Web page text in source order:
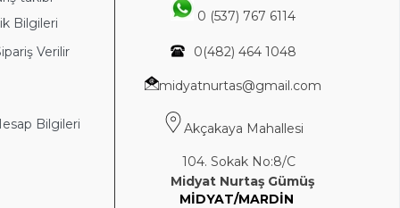
0 (537) 767 6114
Bilgileri
Verilir
0(482) 464 1048
midyatnurtas@gmail.com
Bilgileri Akçakaya Mahallesi
104. Sokak No:8/C
Midyat Nurtaş Gümüş
MİDYAT/MARDİN